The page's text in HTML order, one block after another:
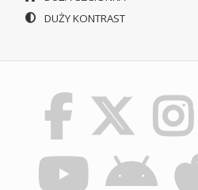
DUŻY KONTRAST